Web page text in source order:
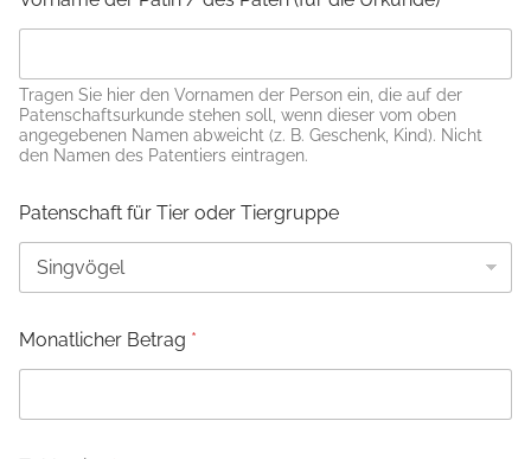
a
u
d
e
r
U
r
u
a
w
e
Tragen Sie hier den Vornamen der Person ein, die auf der
Patenschaftsurkunde stehen soll, wenn dieser vom oben
angegebenen Namen abweicht (z. B. Geschenk, Kind). Nicht
den Namen des Patentiers eintragen.
Patenschaft für Tier oder Tiergruppe
Monatlicher Betrag *